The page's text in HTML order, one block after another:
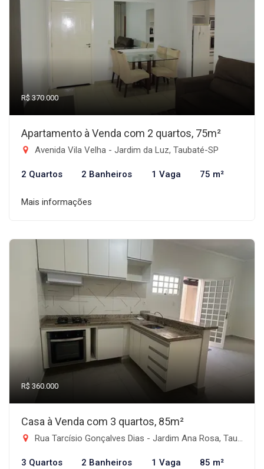
R$ 370.000
Apartamento à Venda com 2 quartos, 75m²
Avenida Vila Velha - Jardim da Luz, Taubaté-SP
2 Quartos 2 Banheiros 1 Vaga 75 m²
Mais informações
R$ 360.000
Casa à Venda com 3 quartos, 85m²
Rua Tarcísio Gonçalves Dias - Jardim Ana Rosa, Taubaté-SP
3 Quartos 2 Banheiros 1 Vaga 85 m²